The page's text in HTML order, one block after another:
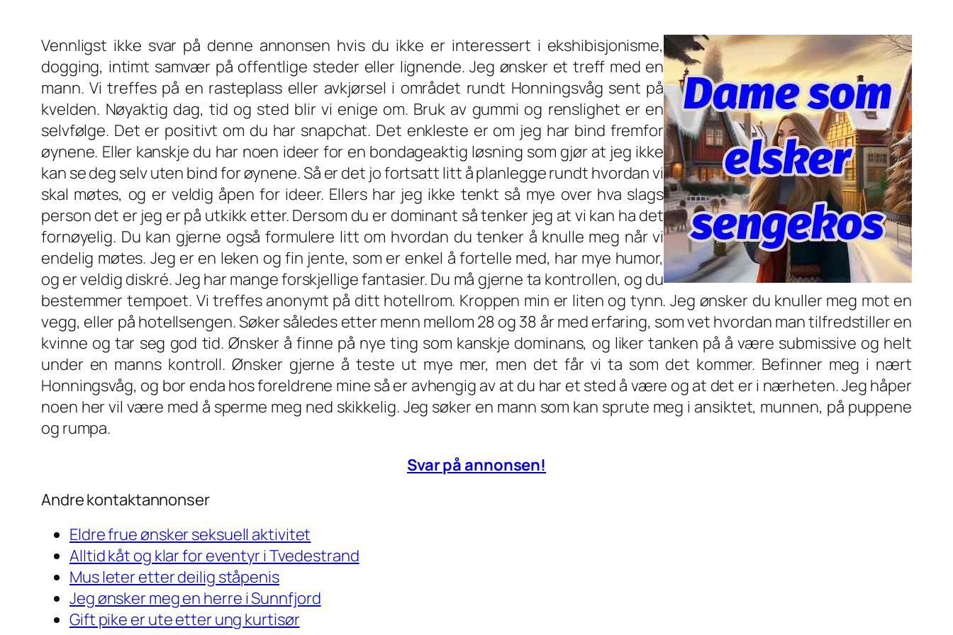
Vennligst ikke svar på denne annonsen hvis du ikke er interessert i ekshibisjonisme,
dogging, intimt samvær på offentlige steder eller lignende. Jeg ønsker et treff med en
mann. Vi treffes på en rasteplass eller avkjørsel i området rundt Honningsvåg sent på
kvelden. Nøyaktig dag, tid og sted blir vi enige om. Bruk av gummi og renslighet er en
selvfølge. Det er positivt om du har snapchat. Det enkleste er om jeg har bind fremfor
øynene. Eller kanskje du har noen ideer for en bondageaktig løsning som gjør at jeg ikke
kan se deg selv uten bind for øynene. Så er det jo fortsatt litt å planlegge rundt hvordan vi
skal møtes, og er veldig åpen for ideer. Ellers har jeg ikke tenkt så mye over hva slags
person det er jeg er på utkikk etter. Dersom du er dominant så tenker jeg at vi kan ha det
fornøyelig. Du kan gjerne også formulere litt om hvordan du tenker å knulle meg når vi
endelig møtes. Jeg er en leken og fin jente, som er enkel å fortelle med, har mye humor,
og er veldig diskré. Jeg har mange forskjellige fantasier. Du må gjerne ta kontrollen, og du
bestemmer tempoet. Vi treffes anonymt på ditt hotellrom. Kroppen min er liten og tynn. Jeg ønsker du knuller meg mot en
vegg, eller på hotellsengen. Søker således etter menn mellom 28 og 38 år med erfaring, som vet hvordan man tilfredstiller en
kvinne og tar seg god tid. Ønsker å finne på nye ting som kanskje dominans, og liker tanken på å være submissive og helt
under en manns kontroll. Ønsker gjerne å teste ut mye mer, men det får vi ta som det kommer. Befinner meg i nært
Honningsvåg, og bor enda hos foreldrene mine så er avhengig av at du har et sted å være og at det er i nærheten. Jeg håper
noen her vil være med å sperme meg ned skikkelig. Jeg søker en mann som kan sprute meg i ansiktet, munnen, på puppene
og rumpa.
Svar på annonsen!
Andre kontaktannonser
Eldre frue ønsker seksuell aktivitet
Alltid kåt og klar for eventyr i Tvedestrand
Mus leter etter deilig ståpenis
Jeg ønsker meg en herre i Sunnfjord
Gift pike er ute etter ung kurtisør